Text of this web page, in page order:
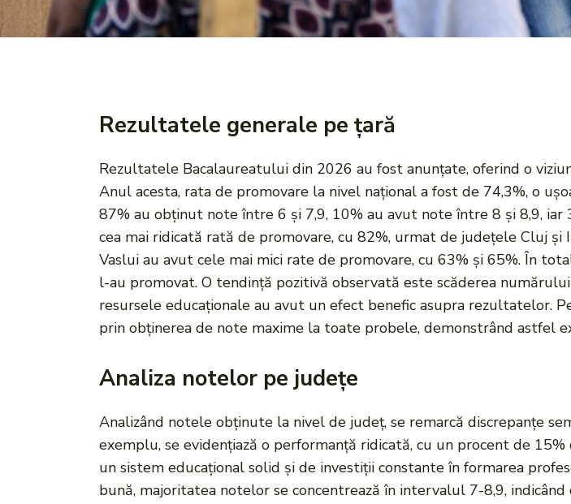
Rezultatele generale pe țară
Rezultatele Bacalaureatului din 2026 au fost anunțate, oferind o
Anul acesta, rata de promovare la nivel național a fost de 74,3%, o
87% au obținut note între 6 și 7,9, 10% au avut note între 8 și 8,9,
cea mai ridicată rată de promovare, cu 82%, urmat de județele Cluj
Vaslui au avut cele mai mici rate de promovare, cu 63% și 65%. În
l-au promovat. O tendință pozitivă observată este scăderea
resursele educaționale au avut un efect benefic asupra rezultatelor.
prin obținerea de note maxime la toate probele, demonstrând astfel
Analiza notelor pe județe
Analizând notele obținute la nivel de județ, se remarcă discrepanțe
exemplu, se evidențiază o performanță ridicată, cu un procent de
un sistem educațional solid și de investiții constante în formarea
bună, majoritatea notelor se concentrează în intervalul 7-8,9,